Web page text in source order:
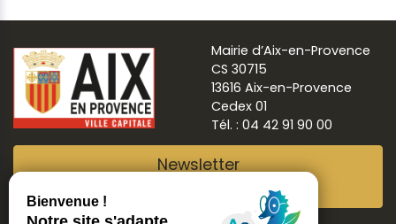
Mairie d’Aix-en-Provence
CS 30715
13616 Aix-en-Provence
Cedex 01
Tél. : 04 42 91 90 00
Newsletter